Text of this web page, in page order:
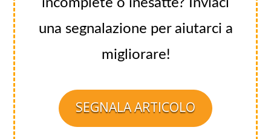
incomplete o inesatte? Inviaci
una segnalazione per aiutarci a
migliorare!
SEGNALA ARTICOLO